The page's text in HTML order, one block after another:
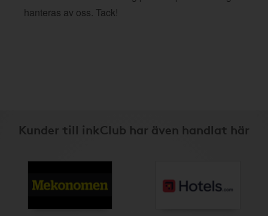
hanteras av oss. Tack!
Kunder till inkClub har även handlat här